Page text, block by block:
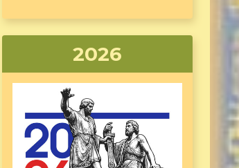
2026